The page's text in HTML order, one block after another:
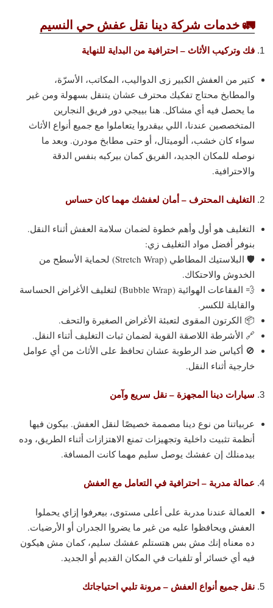
🚛 خدمات شركة دينا نقل عفش حي النسيم
فك وتركيب الأثاث – احترافية من البداية للنهاية
كتير من العفش الكبير زى الدواليب، المكاتب، الأسرّة،
والمطابخ محتاج تفكيك محترف عشان يتنقل بسهولة ومن غير
ما يحصل فيه أي مشاكل. هنا بييجي دور فريق النجارين
المتخصصين عندنا، اللي بيقدروا يتعاملوا مع جميع أنواع الأثاث
سواء كان خشب، ألوميتال، أو حتى مطابخ مودرن. وبعد ما
نوصله للمكان الجديد، الفريق كمان بيركبه بنفس الدقة
والاحترافية.
التغليف المحترف – أمان لعفشك مهما كان حساس
التغليف هو أول وأهم خطوة لضمان سلامة العفش أثناء النقل.
بنوفر أفضل مواد التغليف زي:
🛡️ البلاستيك المطاطي (Stretch Wrap) لحماية الأسطح من
الخدوش والاحتكاك.
💨 الفقاعات الهوائية (Bubble Wrap) لتغليف الأغراض الحساسة
والقابلة للكسر.
📦 الكرتون المقوى لتعبئة الأغراض الصغيرة والتحف.
🔗 الأشرطة اللاصقة القوية لضمان ثبات التغليف أثناء النقل.
🚫 أكياس ضد الرطوبة عشان تحافظ على الأثاث من أي عوامل
خارجية أثناء النقل.
سيارات دينا المجهزة – نقل سريع وآمن
عربياتنا من نوع دينا مصممة خصيصًا لنقل العفش. بيكون فيها
أنظمة تثبيت داخلية وتجهيزات تمنع الاهتزازات أثناء الطريق، وده
بيدمنلك إن عفشك يوصل سليم مهما كانت المسافة.
عمالة مدربة – احترافية في التعامل مع العفش
العمالة عندنا مدربة على أعلى مستوى، بيعرفوا إزاي يحملوا
العفش ويحافظوا عليه من غير ما يضروا الجدران أو الأرضيات.
ده معناه إنك مش بس هتستلم عفشك سليم، كمان مش هيكون
فيه أي خسائر أو تلفيات في المكان القديم أو الجديد.
نقل جميع أنواع العفش – مرونة تلبي احتياجاتك